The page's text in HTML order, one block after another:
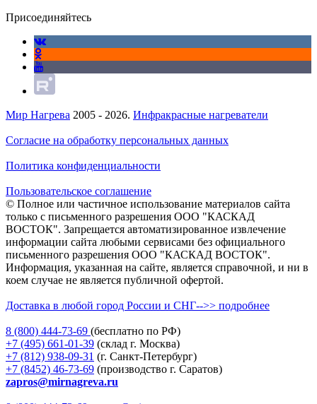
Присоединяйтесь
Мир Нагрева 2005 - 2026. Инфракрасные нагреватели
Согласие на обработку персональных данных
Политика конфиденциальности
Пользовательское соглашение
© Полное или частичное использование материалов сайта
только с письменного разрешения ООО "КАСКАД
ВОСТОК". Запрещается автоматизированное извлечение
информации сайта любыми сервисами без официального
письменного разрешения ООО "КАСКАД ВОСТОК".
Информация, указанная на сайте, является справочной, и ни в
коем случае не является публичной офертой.
Доставка в любой город России и СНГ-->> подробнее
8 (800) 444-73-69 (бесплатно по РФ)
+7 (495) 661-01-39 (склад г. Москва)
+7 (812) 938-09-31 (г. Санкт-Петербург)
+7 (8452) 46-73-69 (производство г. Саратов)
zapros@mirnagreva.ru